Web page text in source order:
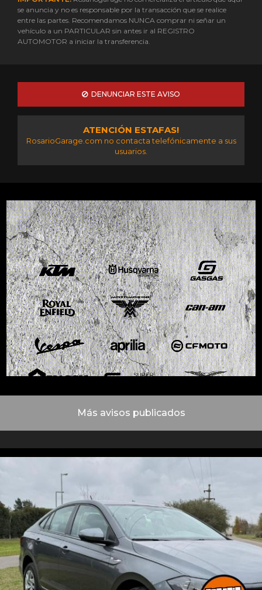
se anuncia y no es responsable por la transacción que se realice
entre las partes. Recomendamos NUNCA comprar ni señar un
vehículo a un PARTICULAR sin antes ir al REGISTRO
AUTOMOTOR a iniciar la transferencia.
DENUNCIAR ESTE AVISO
ATENCIÓN ESTAFAS!
RosarioGarage.com no contacta telefónicamente a sus
usuarios.
Más avisos publicados